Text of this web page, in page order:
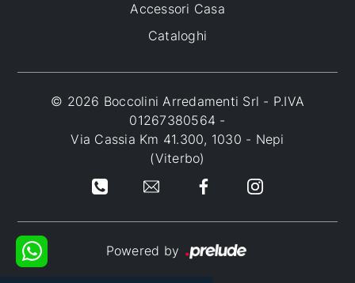
Accessori Casa
Cataloghi
© 2026 Boccolini Arredamenti Srl - P.IVA
01267380564 -
Via Cassia Km 41.300, 1030 - Nepi
(Viterbo)
Powered by